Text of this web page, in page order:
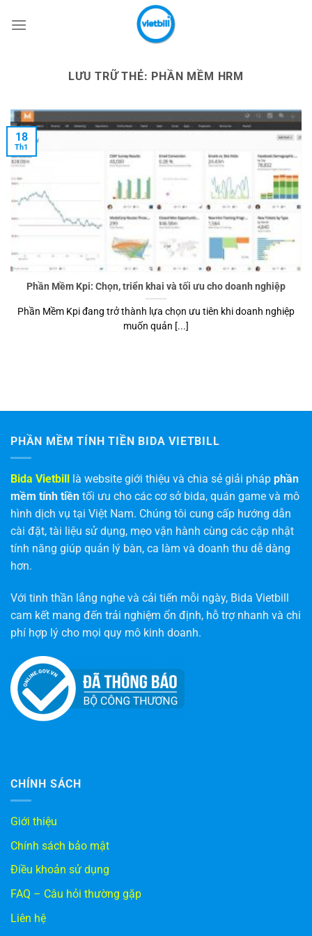
qua
LƯU TRỮ THẺ: PHẦN MỀM HRM
Phần Mềm Kpi: Chọn, triển khai và tối ưu cho doanh nghiệp
Phần Mềm Kpi đang trở thành lựa chọn ưu tiên khi doanh nghiệp
muốn quản [...]
18
Th1
PHẦN MỀM TÍNH TIỀN BIDA VIETBILL
Bida Vietbill là website giới thiệu và chia sẻ giải pháp phần
mềm tính tiền tối ưu cho các cơ sở bida, quán game và mô
hình dịch vụ tại Việt Nam. Chúng tôi cung cấp hướng dẫn
cài đặt, tài liệu sử dụng, mẹo vận hành cùng các cập nhật
tính năng giúp quản lý bàn, ca làm và doanh thu dễ dàng
hơn.
Với tinh thần lắng nghe và cải tiến mỗi ngày, Bida Vietbill
cam kết mang đến trải nghiệm ổn định, hỗ trợ nhanh và chi
phí hợp lý cho mọi quy mô kinh doanh.
CHÍNH SÁCH
Giới thiệu
Chính sách bảo mật
Điều khoản sử dụng
FAQ – Câu hỏi thường gặp
Liên hệ